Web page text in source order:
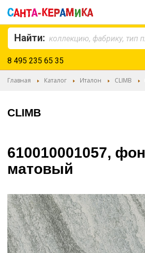
Найти:
8 495 235 65 35
Главная Каталог Италон CLIMB
CLIMB
610010001057, фон
матовый